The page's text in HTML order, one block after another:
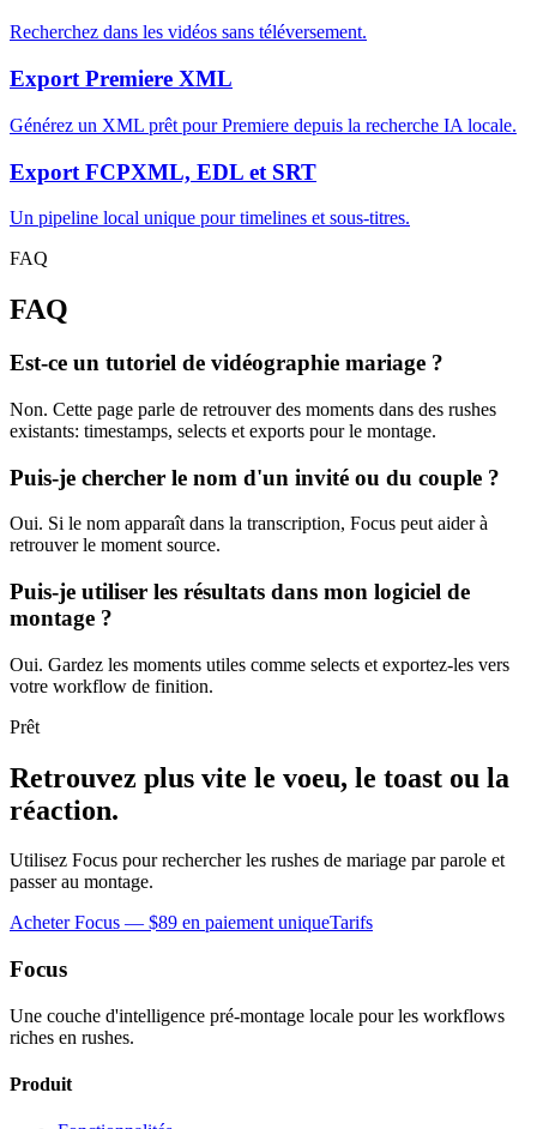
Recherchez dans les vidéos sans téléversement.
Export Premiere XML
Générez un XML prêt pour Premiere depuis la recherche IA locale.
Export FCPXML, EDL et SRT
Un pipeline local unique pour timelines et sous-titres.
FAQ
FAQ
Est-ce un tutoriel de vidéographie mariage ?
Non. Cette page parle de retrouver des moments dans des rushes
existants: timestamps, selects et exports pour le montage.
Puis-je chercher le nom d'un invité ou du couple ?
Oui. Si le nom apparaît dans la transcription, Focus peut aider à
retrouver le moment source.
Puis-je utiliser les résultats dans mon logiciel de
montage ?
Oui. Gardez les moments utiles comme selects et exportez-les vers
votre workflow de finition.
Prêt
Retrouvez plus vite le voeu, le toast ou la
réaction.
Utilisez Focus pour rechercher les rushes de mariage par parole et
passer au montage.
Acheter Focus — $89 en paiement uniqueTarifs
Focus
Une couche d'intelligence pré-montage locale pour les workflows
riches en rushes.
Produit